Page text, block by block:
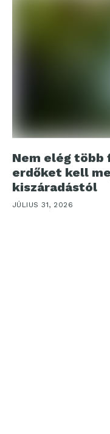
Nem elég
erdőket kell
kiszáradástól
JÚLIUS 31, 2026